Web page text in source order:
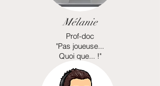
Mélanie
Prof-doc
"Pas joueuse...
Quoi que... !"